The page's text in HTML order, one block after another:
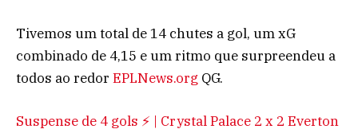
Tivemos um total de 14 chutes a gol, um xG
combinado de 4,15 e um ritmo que surpreendeu a
todos ao redor EPLNews.org QG.
Suspense de 4 gols ⚡️ | Crystal Palace 2 x 2 Everton